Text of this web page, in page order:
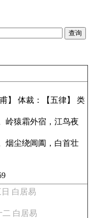
】 体裁：【五律】 类
岭猿霜外宿，江鸟夜
烟尘绕阊阖，白首壮
白居易
二 白居易